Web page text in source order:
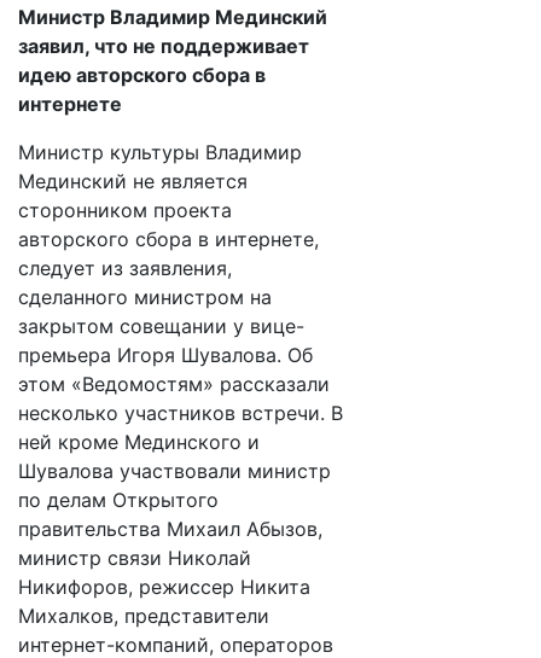
Министр Владимир Мединский
заявил, что не поддерживает
идею авторского сбора в
интернете
Министр культуры Владимир
Мединский не является
сторонником проекта
авторского сбора в интернете,
следует из заявления,
сделанного министром на
закрытом совещании у вице-
премьера Игоря Шувалова. Об
этом «Ведомостям» рассказали
несколько участников встречи. В
ней кроме Мединского и
Шувалова участвовали министр
по делам Открытого
правительства Михаил Абызов,
министр связи Николай
Никифоров, режиссер Никита
Михалков, представители
интернет-компаний, операторов